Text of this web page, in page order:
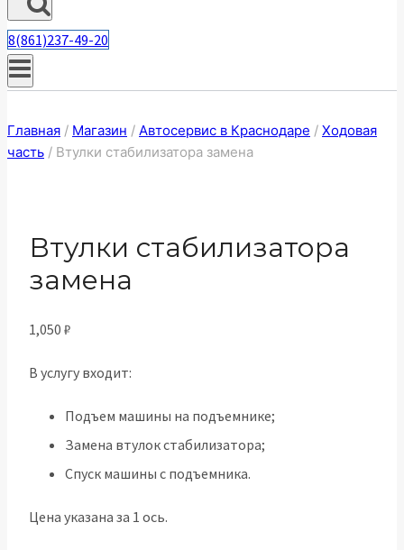
8(861)237-49-20
Главная / Магазин / Автосервис в Краснодаре / Ходовая
часть / Втулки стабилизатора замена
Втулки стабилизатора
замена
1,050 ₽
В услугу входит:
Подъем машины на подъемнике;
Замена втулок стабилизатора;
Спуск машины с подъемника.
Цена указана за 1 ось.